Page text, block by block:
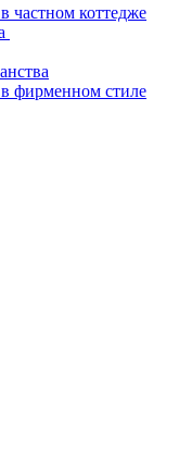
частном коттедже
в фирменном стиле